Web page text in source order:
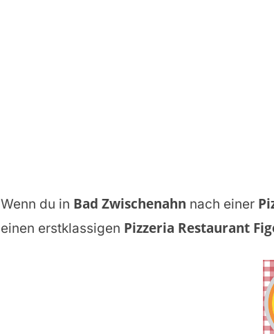
Wenn du in Bad Zwischenahn nach einer
einen erstklassigen Pizzeria Restaurant